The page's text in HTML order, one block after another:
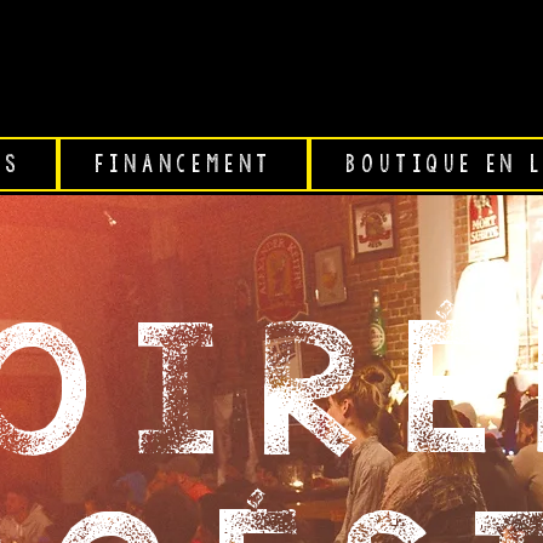
FINANCEMENT BOUTIQUE EN